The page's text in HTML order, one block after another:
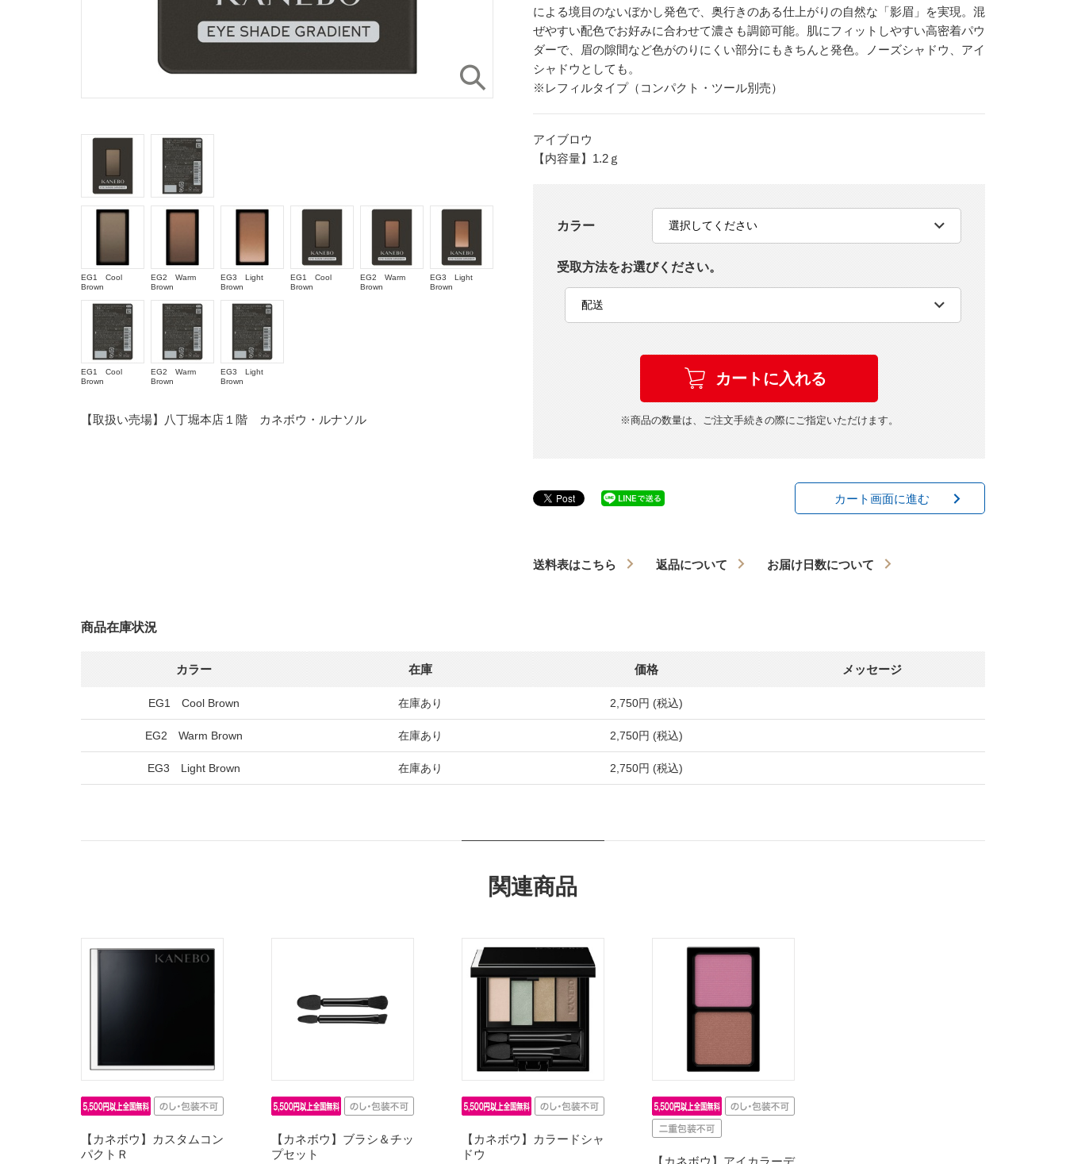
EG1 Cool
Brown
EG2 Warm
Brown
EG3 Light
Brown
EG1 Cool
Brown
EG2 Warm
Brown
EG3 Light
Brown
EG1 Cool
Brown
EG2 Warm
Brown
EG3 Light
Brown
【取扱い売場】八丁堀本店１階 カネボウ・ルナソル
による境目のないぼかし発色で、奥行きのある仕上がりの自然な「影眉」を実現。混
ぜやすい配色でお好みに合わせて濃さも調節可能。肌にフィットしやすい高密着パウ
ダーで、眉の隙間など色がのりにくい部分にもきちんと発色。ノーズシャドウ、アイ
シャドウとしても。
※レフィルタイプ（コンパクト・ツール別売）
アイブロウ
【内容量】1.2ｇ
カラー
受取方法をお選びください。
※商品の数量は、ご注文手続きの際にご指定いただけます。
カート画面に進む
送料表はこちら 返品について お届け日数について
商品在庫状況
カラー 在庫 価格 メッセージ
EG1 Cool Brown 在庫あり 2,750円 (税込)
EG2 Warm Brown 在庫あり 2,750円 (税込)
EG3 Light Brown 在庫あり 2,750円 (税込)
関連商品
【カネボウ】カスタムコン
パクトＲ
【カネボウ】ブラシ＆チッ
プセット
【カネボウ】カラードシャ
ドウ
【カネボウ】アイカラーデ